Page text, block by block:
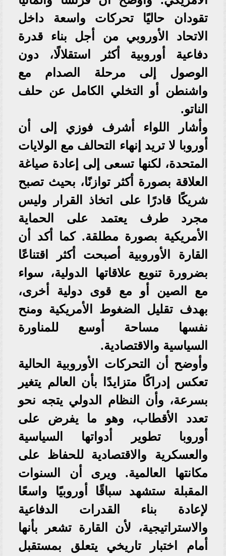
تقودان حاليًا تحركات واسعة داخل
الاتحاد الأوروبي من أجل بناء قدرة
دفاعية أوروبية أكثر استقلالًا، دون
الوصول إلى مرحلة الصدام مع
واشنطن أو التخلي الكامل عن حلف
الناتو.
وأشار اللواء أشرف فوزي إلى أن
أوروبا لا تريد إنهاء التحالف مع الولايات
المتحدة، لكنها تسعى إلى إعادة صياغة
العلاقة بصورة أكثر توازنًا، بحيث تصبح
شريكًا قادرًا على اتخاذ القرار وليس
مجرد طرف يعتمد على الحماية
الأمريكية بصورة مطلقة. كما أكد أن
القارة الأوروبية أصبحت أكثر اقتناعًا
بضرورة تنويع علاقاتها الدولية، سواء
مع الصين أو مع قوى دولية أخرى،
بهدف تقليل الضغوط الأمريكية ومنح
نفسها مساحة أوسع للمناورة
السياسية والاقتصادية.
وأوضح أن التحركات الأوروبية الحالية
تعكس إدراكًا متزايدًا بأن العالم يتغير
بسرعة، وأن النظام الدولي يتجه نحو
تعدد الأقطاب، وهو ما يفرض على
أوروبا تطوير أدواتها السياسية
والعسكرية والاقتصادية للحفاظ على
مكانتها العالمية. ويرى أن السنوات
المقبلة ستشهد سباقًا أوروبيًا واسعًا
لإعادة بناء القدرات الدفاعية
والاستراتيجية، لأن القارة تشعر بأنها
أمام اختبار تاريخي يتعلق بمستقبل